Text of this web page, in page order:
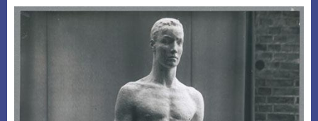
Übersicht schließen